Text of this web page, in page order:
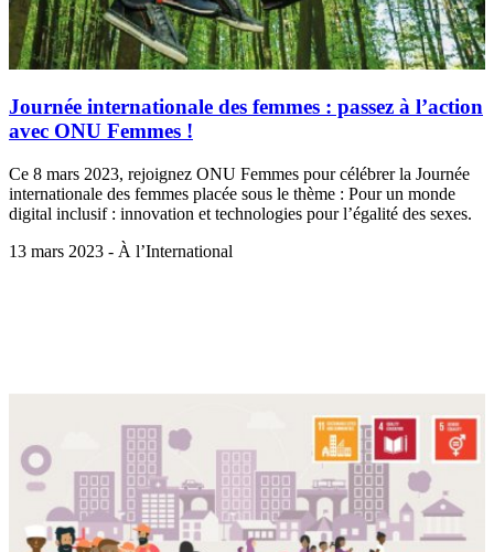
Journée internationale des femmes : passez à l’action
avec ONU Femmes !
Ce 8 mars 2023, rejoignez ONU Femmes pour célébrer la Journée
internationale des femmes placée sous le thème : Pour un monde
digital inclusif : innovation et technologies pour l’égalité des sexes.
13 mars 2023 - À l’International